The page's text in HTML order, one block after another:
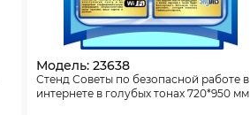
Модель: 23638
Стенд Советы по безопасной работе в
интернете в голубых тонах 720*950 мм